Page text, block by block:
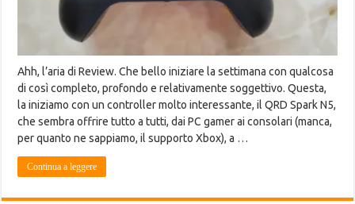
Ahh, l’aria di Review. Che bello iniziare la settimana con qualcosa
di così completo, profondo e relativamente soggettivo. Questa,
la iniziamo con un controller molto interessante, il QRD Spark N5,
che sembra offrire tutto a tutti, dai PC gamer ai consolari (manca,
per quanto ne sappiamo, il supporto Xbox), a …
Continua a leggere